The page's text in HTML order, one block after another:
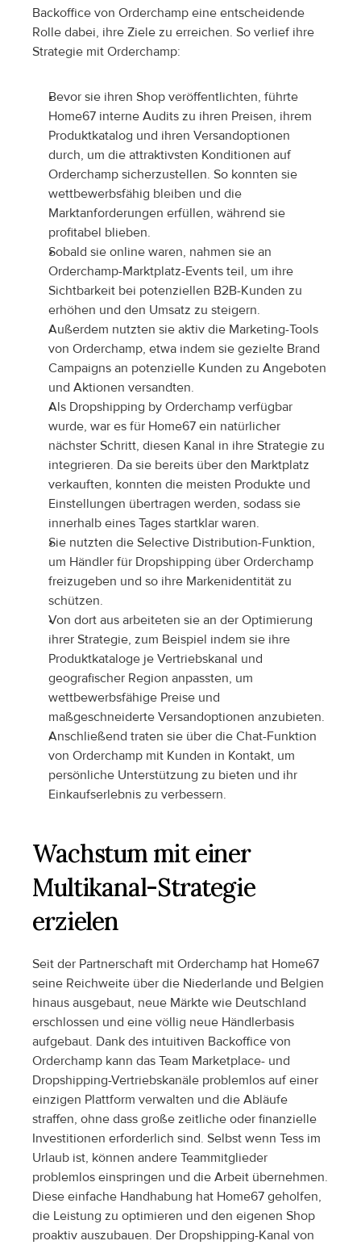
Backoffice von Orderchamp eine entscheidende
Rolle dabei, ihre Ziele zu erreichen. So verlief ihre
Strategie mit Orderchamp:
Bevor sie ihren Shop veröffentlichten, führte
Home67 interne Audits zu ihren Preisen, ihrem
Produktkatalog und ihren Versandoptionen
durch, um die attraktivsten Konditionen auf
Orderchamp sicherzustellen. So konnten sie
wettbewerbsfähig bleiben und die
Marktanforderungen erfüllen, während sie
profitabel blieben.
Sobald sie online waren, nahmen sie an
Orderchamp-Marktplatz-Events teil, um ihre
Sichtbarkeit bei potenziellen B2B-Kunden zu
erhöhen und den Umsatz zu steigern.
Außerdem nutzten sie aktiv die Marketing-Tools
von Orderchamp, etwa indem sie gezielte Brand
Campaigns an potenzielle Kunden zu Angeboten
und Aktionen versandten.
Als Dropshipping by Orderchamp verfügbar
wurde, war es für Home67 ein natürlicher
nächster Schritt, diesen Kanal in ihre Strategie zu
integrieren. Da sie bereits über den Marktplatz
verkauften, konnten die meisten Produkte und
Einstellungen übertragen werden, sodass sie
innerhalb eines Tages startklar waren.
Sie nutzten die Selective Distribution-Funktion,
um Händler für Dropshipping über Orderchamp
freizugeben und so ihre Markenidentität zu
schützen.
Von dort aus arbeiteten sie an der Optimierung
ihrer Strategie, zum Beispiel indem sie ihre
Produktkataloge je Vertriebskanal und
geografischer Region anpassten, um
wettbewerbsfähige Preise und
maßgeschneiderte Versandoptionen anzubieten.
Anschließend traten sie über die Chat-Funktion
von Orderchamp mit Kunden in Kontakt, um
persönliche Unterstützung zu bieten und ihr
Einkaufserlebnis zu verbessern.
Wachstum mit einer
Multikanal-Strategie
erzielen
Seit der Partnerschaft mit Orderchamp hat Home67
seine Reichweite über die Niederlande und Belgien
hinaus ausgebaut, neue Märkte wie Deutschland
erschlossen und eine völlig neue Händlerbasis
aufgebaut. Dank des intuitiven Backoffice von
Orderchamp kann das Team Marketplace- und
Dropshipping-Vertriebskanäle problemlos auf einer
einzigen Plattform verwalten und die Abläufe
straffen, ohne dass große zeitliche oder finanzielle
Investitionen erforderlich sind. Selbst wenn Tess im
Urlaub ist, können andere Teammitglieder
problemlos einspringen und die Arbeit übernehmen.
Diese einfache Handhabung hat Home67 geholfen,
die Leistung zu optimieren und den eigenen Shop
proaktiv auszubauen. Der Dropshipping-Kanal von